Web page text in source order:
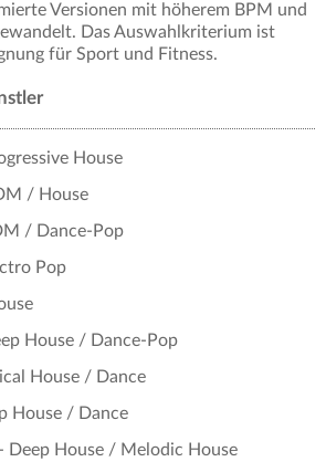
Versionen mit höherem BPM und
Das Auswahlkriterium ist
für Sport und Fitness.
House
/ House
/ Dance-Pop
Pop
House / Dance-Pop
House / Dance
House / Dance
Deep House / Melodic House